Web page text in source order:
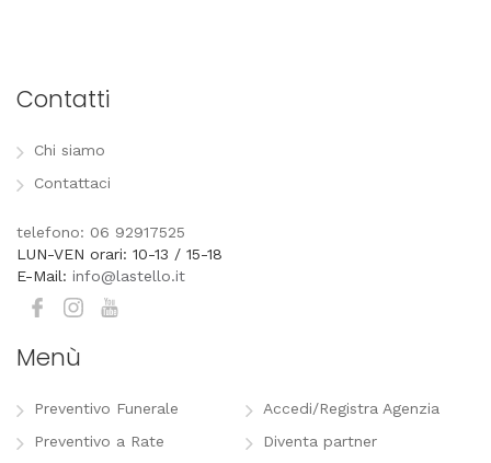
Contatti
Chi siamo
Contattaci
telefono: 06 92917525
LUN-VEN orari: 10-13 / 15-18
E-Mail: info@lastello.it
Menù
Preventivo Funerale
Preventivo a Rate
Accedi/Registra Agenzia
Diventa partner